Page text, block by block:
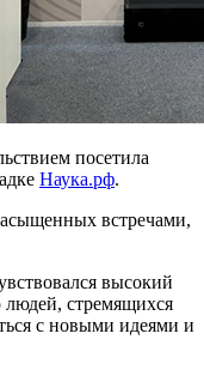
посетила
Наука.рф.
встречами,
высокий
стремящихся
с новыми идеями и